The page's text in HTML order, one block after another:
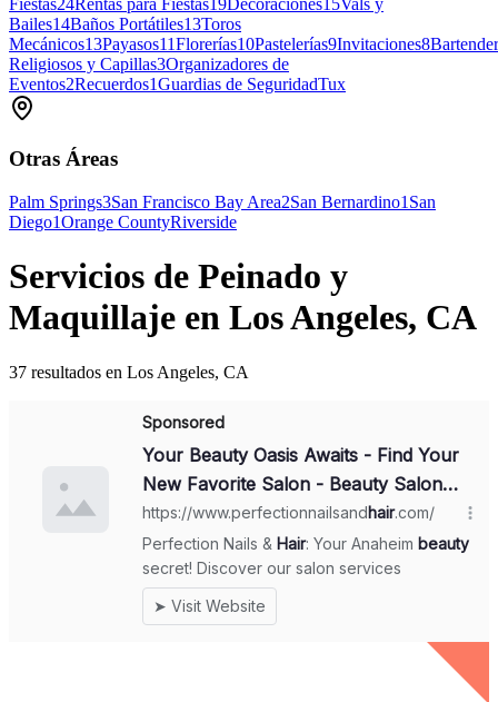
Fiestas24Rentas para Fiestas19Decoraciones15Vals y
Bailes14Baños Portátiles13Toros
Mecánicos13Payasos11Florerías10Pastelerías9Invitaciones8
Religiosos y Capillas3Organizadores de
Eventos2Recuerdos1Guardias de SeguridadTux
Otras Áreas
Palm Springs3San Francisco Bay Area2San Bernardino1 San
Diego1Orange CountyRiverside
Servicios de Peinado y
Maquillaje en Los Angeles, CA
37 resultados en Los Angeles, CA